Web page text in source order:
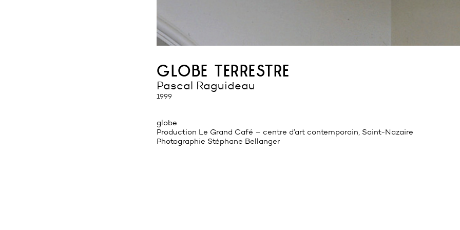
globe terrestre
Pascal Raguideau
1999
globe
Production Le Grand Café – centre d’art contemporain, Saint-Nazaire
Photographie Stéphane Bellanger